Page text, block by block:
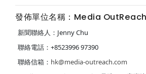
發佈單位名稱：Media OutReach
新聞聯絡人：Jenny Chu
聯絡電話：+8523996 97390
聯絡信箱： hk@media-outreach.com